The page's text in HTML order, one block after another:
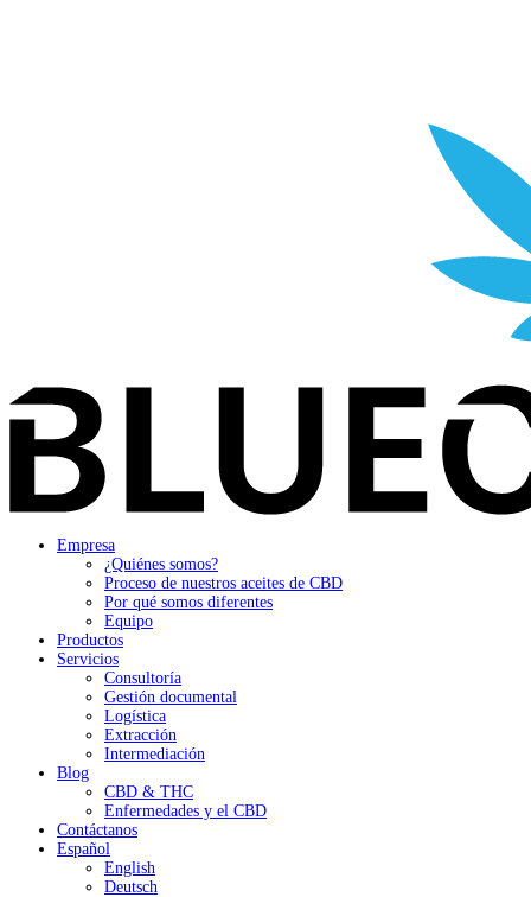
Empresa
¿Quiénes somos?
Proceso de nuestros aceites de CBD
Por qué somos diferentes
Equipo
Productos
Servicios
Consultoría
Gestión documental
Logística
Extracción
Intermediación
Blog
CBD & THC
Enfermedades y el CBD
Contáctanos
Español
English
Deutsch